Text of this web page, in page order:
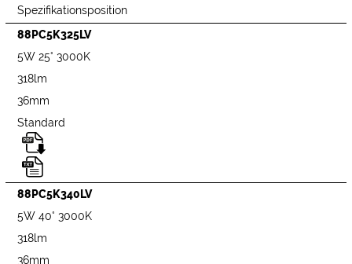
Spezifikationsposition
88PC5K325LV
5W 25° 3000K
318lm
36mm
Standard
88PC5K340LV
5W 40° 3000K
318lm
36mm